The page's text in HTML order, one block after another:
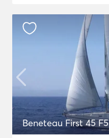
Beneteau First 45 F5